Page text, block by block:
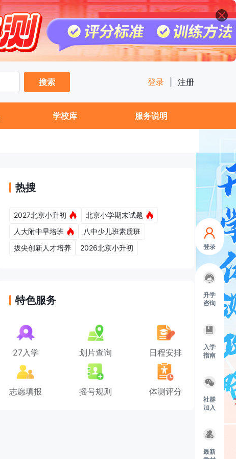
登录
升学
咨询
入学
指南
社群
加入
最新
搜索
登录 注册
学校库 服务说明
热搜
2027北京小升初
北京小学期末试题
人大附中早培班
八中少儿班素质班
拔尖创新人才培养
2026北京小升初
特色服务
27入学 划片查询 日程安排
志愿填报 摇号规则 体测评分